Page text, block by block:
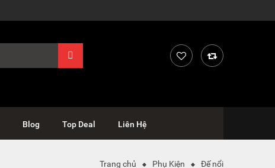
Blog Top Deal Liên Hệ
Trang chủ Phụ Kiện Đế nổi